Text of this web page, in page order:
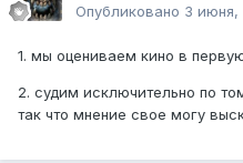
Опубликовано 3 июня,
1. мы оцениваем кино в
2. судим исключительно по
так что мнение свое могу